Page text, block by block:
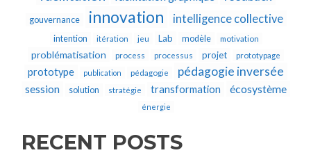
gouvernance innovation intelligence collective
intention itération jeu Lab modèle motivation
problématisation process processus projet prototypage
prototype publication pédagogie pédagogie inversée
session solution stratégie transformation écosystème
énergie
RECENT POSTS